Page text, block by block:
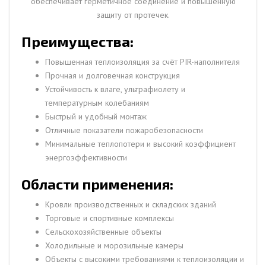
защиту от протечек.
Преимущества:
Повышенная теплоизоляция за счёт PIR-наполнителя
Прочная и долговечная конструкция
Устойчивость к влаге, ультрафиолету и
температурным колебаниям
Быстрый и удобный монтаж
Отличные показатели пожаробезопасности
Минимальные теплопотери и высокий коэффициент
энергоэффективности
Области применения:
Кровли производственных и складских зданий
Торговые и спортивные комплексы
Сельскохозяйственные объекты
Холодильные и морозильные камеры
Объекты с высокими требованиями к теплоизоляции и